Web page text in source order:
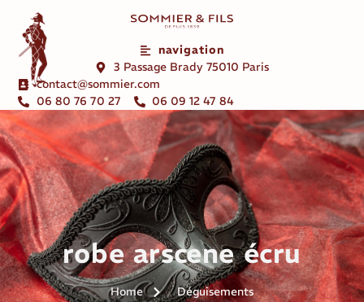
navigation
3 Passage Brady 75010 Paris
contact@sommier.com
06 80 76 70 27
06 09 12 47 84
robe arscene écru
Home Déguisements